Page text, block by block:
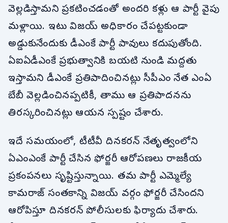
వెల్లడిస్తామని ప్రకటించడంతో అందరి కళ్లు ఆ పార్టీ వైపు
మళ్లాయి. ఇటు విజయ్ అధికారం చేపట్టకుండా
అడ్డుకునేందుకు డీఎంకే పార్టీ పావులు కదుపుతోంది.
ఏఐఏడీఎంకే ప్రభుత్వానికి బయటి నుండి మద్దతు
ఇస్తామని డీఎంకే ప్రతిపాదించినట్లు సీపీఎం నేత ఎంఏ
బేబీ వెల్లడించినప్పటికీ, తాము ఆ ప్రతిపాదనను
తిరస్కరించినట్లు ఆయన స్పష్టం చేశారు.
ఇదే సమయంలో, టీటీవీ దినకరన్ నేతృత్వంలోని
ఏఎంఎంకే పార్టీ చేసిన ఫోర్జరీ ఆరోపణలు రాజకీయ
ప్రకంపనలు సృష్టిస్తున్నాయి. తమ పార్టీ ఎమ్మెల్యే
కామరాజ్ సంతకాన్ని విజయ్ వర్గం ఫోర్జరీ చేసిందని
ఆరోపిస్తూ దినకరన్ పోలీసులకు ఫిర్యాదు చేశారు.